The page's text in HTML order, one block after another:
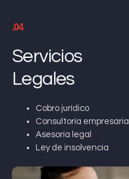
.04
Servicios
Legales
Cobro jurídico
Consultoría empresarial
Asesoría legal
Ley de insolvencia